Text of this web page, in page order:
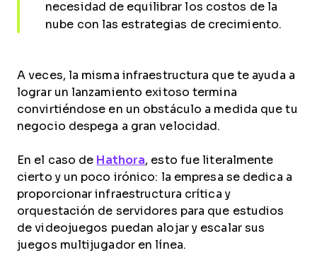
necesidad de equilibrar los costos de la
nube con las estrategias de crecimiento.
A veces, la misma infraestructura que te ayuda a
lograr un lanzamiento exitoso termina
convirtiéndose en un obstáculo a medida que tu
negocio despega a gran velocidad.
En el caso de Hathora, esto fue literalmente
cierto y un poco irónico: la empresa se dedica a
proporcionar infraestructura crítica y
orquestación de servidores para que estudios
de videojuegos puedan alojar y escalar sus
juegos multijugador en línea.